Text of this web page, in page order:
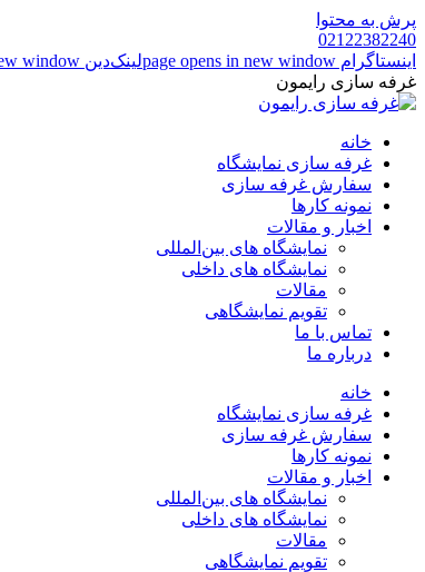
پرش به محتوا
02122382240
اینستاگرام page opens in new window
لینک‌دین page opens in new window
غرفه سازی رایمون
خانه
غرفه سازی نمایشگاه
سفارش غرفه سازی
نمونه کارها
اخبار و مقالات
نمایشگاه های بین‌المللی
نمایشگاه های داخلی
مقالات
تقویم نمایشگاهی
تماس با ما
درباره ما
خانه
غرفه سازی نمایشگاه
سفارش غرفه سازی
نمونه کارها
اخبار و مقالات
نمایشگاه های بین‌المللی
نمایشگاه های داخلی
مقالات
تقویم نمایشگاهی